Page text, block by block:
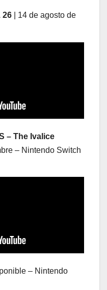
26 | 14 de agosto de
– The Ivalice
– Nintendo Switch
– Nintendo